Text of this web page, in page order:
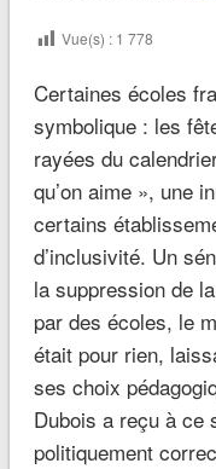
Vue(s) : 1 778
Certaines écoles
symbolique : les
rayées du
qu’on aime », une
certains
d’inclusivité. Un
la suppression de
par des écoles, le
était pour rien,
ses choix
Dubois a reçu à ce
politiquement